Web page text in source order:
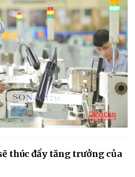
thúc đẩy tăng trưởng của